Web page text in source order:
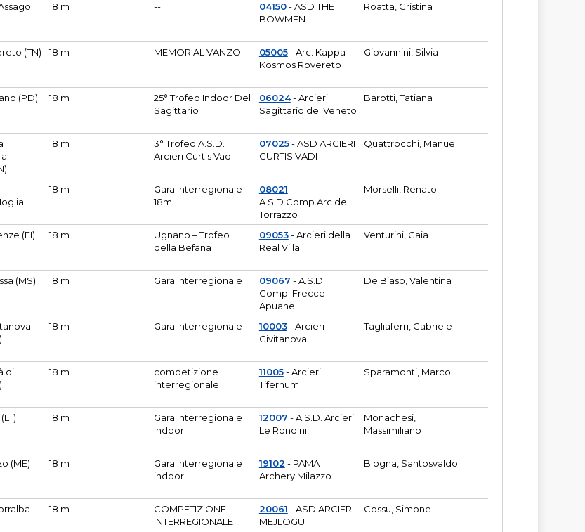
18 m -- 04150- ASD THE
BOWMEN
Roatta, Cristina
(TN) 18 m MEMORIAL VANZO 05005- Arc. Kappa
Kosmos Rovereto
Giovannini, Silvia
(PD) 18 m
25° Trofeo Indoor Del
Sagittario
06024- Arcieri
Sagittario del Veneto
Barotti, Tatiana
18 m
3° Trofeo A.S.D.
Arcieri Curtis Vadi
07025- ASD ARCIERI
CURTIS VADI
Quattrocchi, Manuel
18 m
Gara interregionale
18m
08021 -
A.S.D.Comp.Arc.del
Torrazzo
Morselli, Renato
(FI) 18 m
Ugnano – Trofeo
della Befana
09053- Arcieri della
Real Villa
Venturini, Gaia
(MS) 18 m Gara Interregionale 09067 - A.S.D.
Comp. Frecce
Apuane
De Biaso, Valentina
18 m Gara Interregionale 10003- Arcieri
Civitanova
Tagliaferri, Gabriele
di
18 m
competizione
interregionale
11005- Arcieri
Tifernum
Sparamonti, Marco
18 m
Gara Interregionale
indoor
12007 - A.S.D. Arcieri
Le Rondini
Monachesi,
Massimiliano
(ME) 18 m
Gara Interregionale
indoor
19102 - PAMA
Archery Milazzo
Blogna, Santosvaldo
18 m
COMPETIZIONE
INTERREGIONALE
20061 - ASD ARCIERI
MEJLOGU
Cossu, Simone